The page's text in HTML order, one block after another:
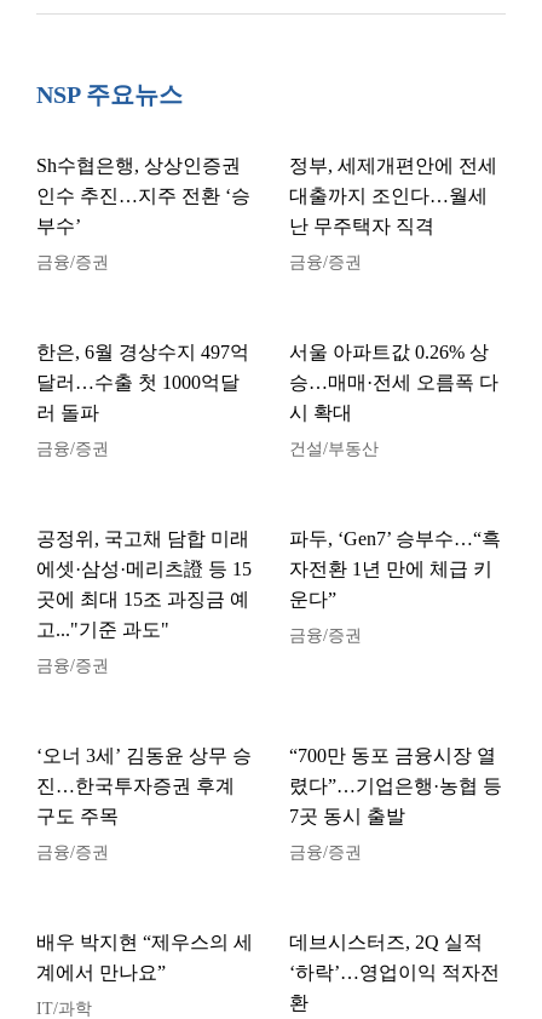
NSP 주요뉴스
Sh수협은행, 상상인증권
인수 추진…지주 전환 ‘승
부수’
금융/증권
정부, 세제개편안에 전세
대출까지 조인다…월세
난 무주택자 직격
금융/증권
한은, 6월 경상수지 497억
달러…수출 첫 1000억달
러 돌파
금융/증권
서울 아파트값 0.26% 상
승…매매·전세 오름폭 다
시 확대
건설/부동산
공정위, 국고채 담합 미래
에셋·삼성·메리츠證 등 15
곳에 최대 15조 과징금 예
고..."기준 과도"
금융/증권
파두, ‘Gen7’ 승부수…“흑
자전환 1년 만에 체급 키
운다”
금융/증권
‘오너 3세’ 김동윤 상무 승
진…한국투자증권 후계
구도 주목
금융/증권
“700만 동포 금융시장 열
렸다”…기업은행·농협 등
7곳 동시 출발
금융/증권
배우 박지현 “제우스의 세
계에서 만나요”
IT/과학
데브시스터즈, 2Q 실적
‘하락’…영업이익 적자전
환